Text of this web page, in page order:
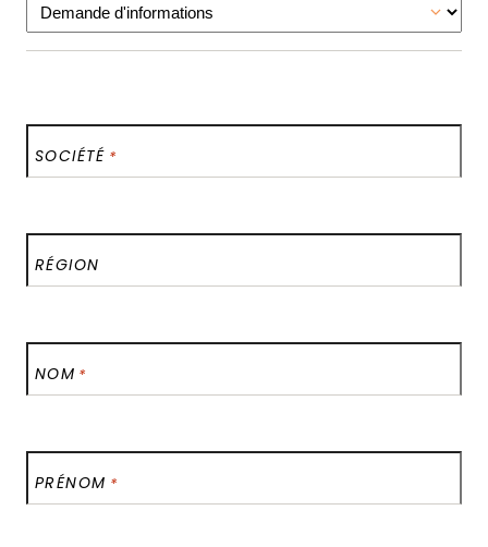
SOCIÉTÉ *
RÉGION
NOM *
PRÉNOM *